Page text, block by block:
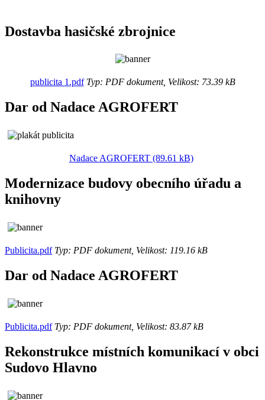
Dostavba hasičské zbrojnice
publicita 1.pdfTyp: PDF dokument, Velikost: 73.39 kB
Dar od Nadace AGROFERT
Nadace AGROFERT (89.61 kB)
Modernizace budovy obecního úřadu a
knihovny
Publicita.pdfTyp: PDF dokument, Velikost: 119.16 kB
Dar od Nadace AGROFERT
Publicita.pdfTyp: PDF dokument, Velikost: 83.87 kB
Rekonstrukce místních komunikací v obci
Sudovo Hlavno